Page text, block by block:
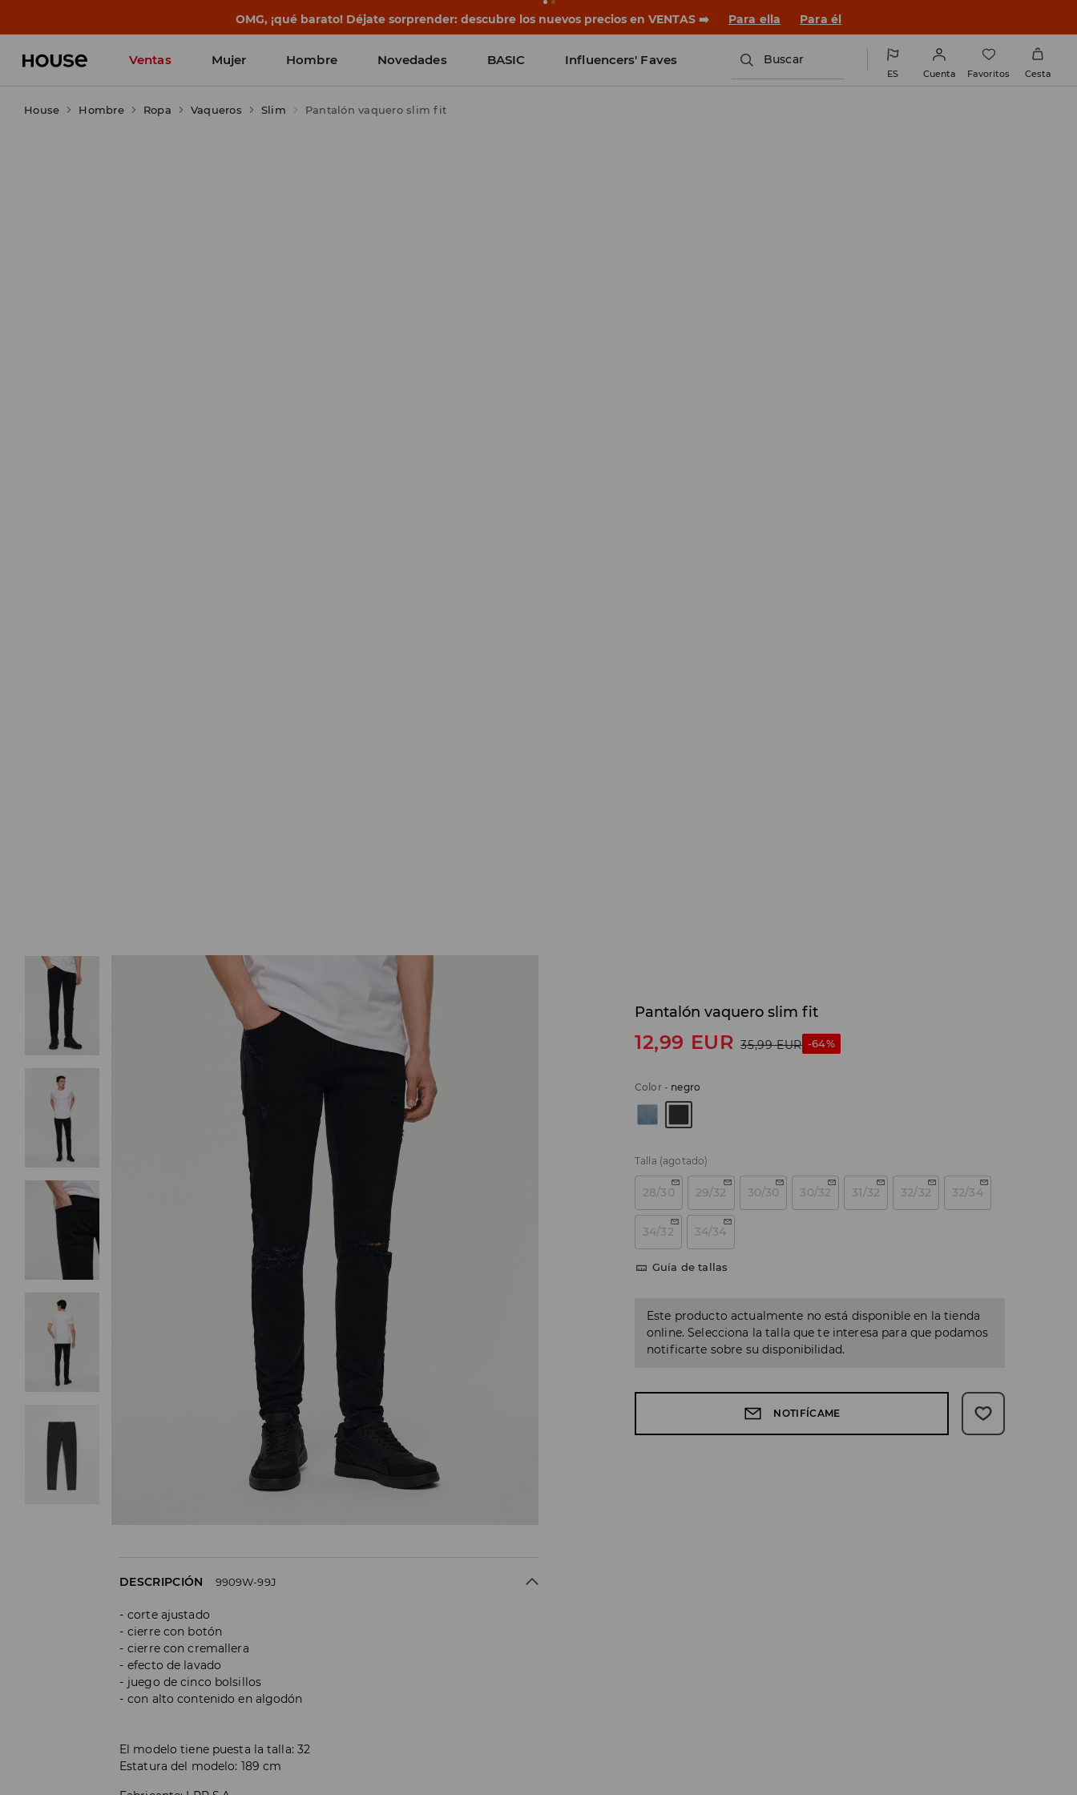
BACK TO SCHOOL📒Las mejores historias empiezan antes del primer timbre. Empieza el curso con un look nuevo! Para ella
Ventas Mujer Hombre Novedades BASIC Influencers' Faves Buscar
ES Cuenta Favoritos Cesta
House Hombre Ropa Vaqueros Slim Pantalón vaquero slim fit
Pantalón vaquero slim fit
12,99 EUR 35,99 EUR -64%
Color- negro
Talla (agotado)
28/30 29/32 30/30 30/32 31/32 32/32 32/34
34/32 34/34
Guía de tallas
Este producto actualmente no está disponible en la tienda
online. Selecciona la talla que te interesa para que podamos
notificarte sobre su disponibilidad.
NOTIFÍCAME
DESCRIPCIÓN 9909W-99J
corte ajustado
cierre con botón
cierre con cremallera
efecto de lavado
juego de cinco bolsillos
con alto contenido en algodón
El modelo tiene puesta la talla: 32
Estatura del modelo: 189 cm